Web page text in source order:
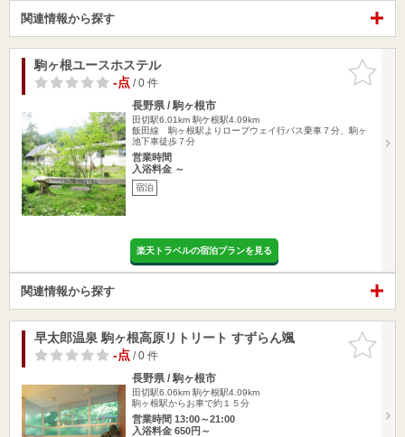
関連情報から探す
お気に入
りに追加
駒ヶ根ユースホステル
-点/ 0 件
長野県 / 駒ヶ根市
田切駅6.01km 駒ケ根駅4.09km
飯田線 駒ヶ根駅よりロープウェイ行バス乗車７分、駒ヶ
池下車徒歩７分
営業時間
入浴料金 ～
宿泊
楽天トラベルの宿泊プランを見る
関連情報から探す
お気に入
りに追加
早太郎温泉 駒ヶ根高原リトリート すずらん颯
-点/ 0 件
長野県 / 駒ヶ根市
田切駅6.06km 駒ケ根駅4.09km
駒ヶ根駅からお車で約１５分
営業時間 13:00～21:00
入浴料金 650円～